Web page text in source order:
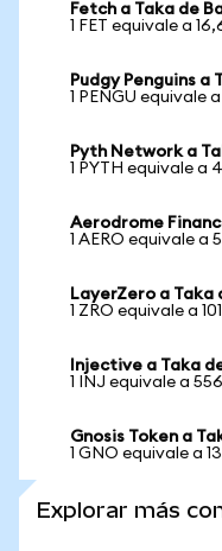
Fetch a Taka de
1 FET equivale a
Pudgy Penguins a
1 PENGU equivale
Pyth Network a
1 PYTH equivale a
Aerodrome
1 AERO equivale a
LayerZero a Taka
1 ZRO equivale a
Injective a Taka
1 INJ equivale a
Gnosis Token a
1 GNO equivale a
Explorar más